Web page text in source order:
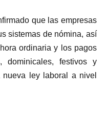
que las empresas
sistemas de nómina, así
ordinaria y los pagos
dominicales, festivos y
ley laboral a nivel